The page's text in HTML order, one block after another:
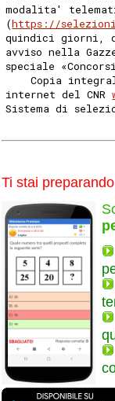
modalita'
(https://
quindici giorni,
avviso nella
speciale
Copia
internet del CNR
Sistema di
Ti stai